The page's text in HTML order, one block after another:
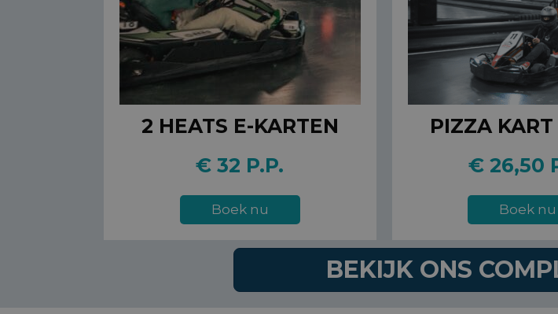
2 HEATS E-KARTEN
€ 32 P.P.
Boek nu
PIZZA
€ 26,50
Boek nu
BEKIJK ONS